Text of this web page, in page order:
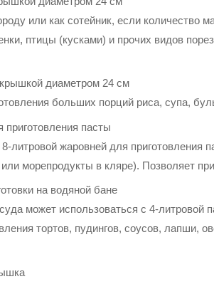
или как сотейник, если количество
птицы (кусками) и прочих видов
диаметром 24 см
больших порций риса, супа,
пасты
литровой жаровней для приготовления
морепродукты в кляре). Позволяет
на водяной бане
может использоваться с 4-литровой
тортов, пудингов, соусов, лапши,